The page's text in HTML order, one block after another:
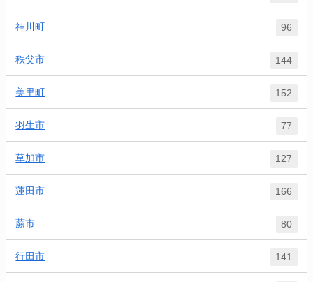
神川町 96
秩父市 144
美里町 152
羽生市 77
草加市 127
蓮田市 166
蕨市 80
行田市 141